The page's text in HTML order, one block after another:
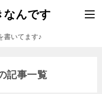
なんです
書いてます♪
記事一覧